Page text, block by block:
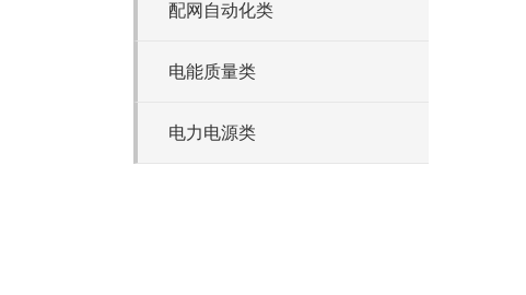
配网自动化类
电能质量类
电力电源类